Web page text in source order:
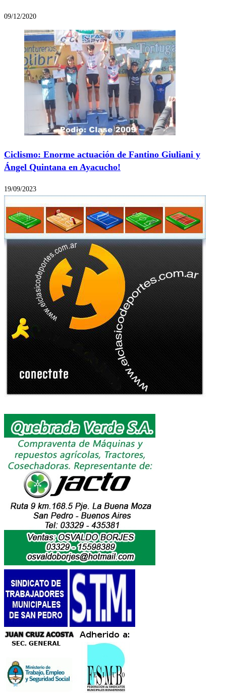
09/12/2020
Ciclismo: Enorme actuación de Fantino Giuliani y
Ángel Quintana en Ayacucho!
19/09/2023